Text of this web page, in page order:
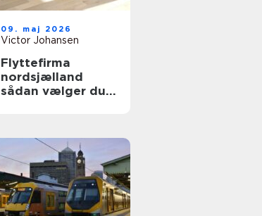
09. maj 2026
Victor Johansen
Flyttefirma
nordsjælland
sådan vælger du